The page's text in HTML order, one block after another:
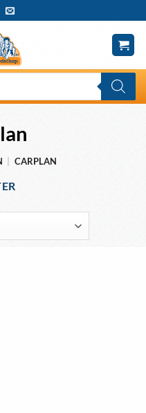
CARPLAN